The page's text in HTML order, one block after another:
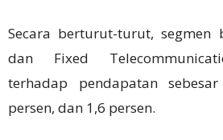
Secara berturut-turut, segmen
dan Fixed
terhadap pendapatan
persen, dan 1,6 persen.